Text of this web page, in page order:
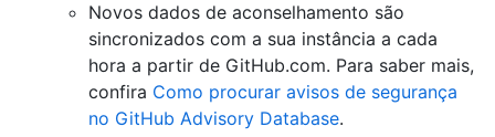
Novos dados de aconselhamento são
sincronizados com a sua instância a cada
hora a partir de GitHub.com. Para saber mais,
confira Como procurar avisos de segurança
no GitHub Advisory Database.